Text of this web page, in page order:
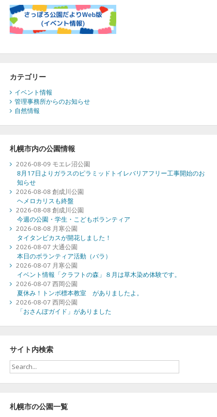
ー
シ
ョ
カテゴリー
イベント情報
管理事務所からのお知らせ
自然情報
札幌市内の公園情報
2026-08-09 モエレ沼公園
8月17日よりガラスのピラミッドトイレバリアフリー工事開始のお
知らせ
2026-08-08 創成川公園
ヘメロカリスも終盤
2026-08-08 創成川公園
今週の公園・学生・こどもボランティア
2026-08-08 月寒公園
タイタンビカスが開花しました！
2026-08-07 大通公園
本日のボランティア活動（バラ）
2026-08-07 月寒公園
イベント情報「クラフトの森」８月は草木染め体験です。
2026-08-07 西岡公園
夏休み！トンボ標本教室 がありましたよ。
2026-08-07 西岡公園
「おさんぽガイド」がありました
サイト内検索
札幌市の公園一覧